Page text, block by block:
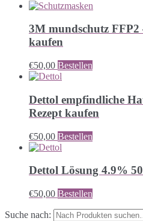
3M mundschutz FFP2
kaufen
€50,00 Bestellen
Dettol empfindliche
Rezept kaufen
€50,00 Bestellen
Dettol Lösung 4.9%
€50,00 Bestellen
Suche nach: